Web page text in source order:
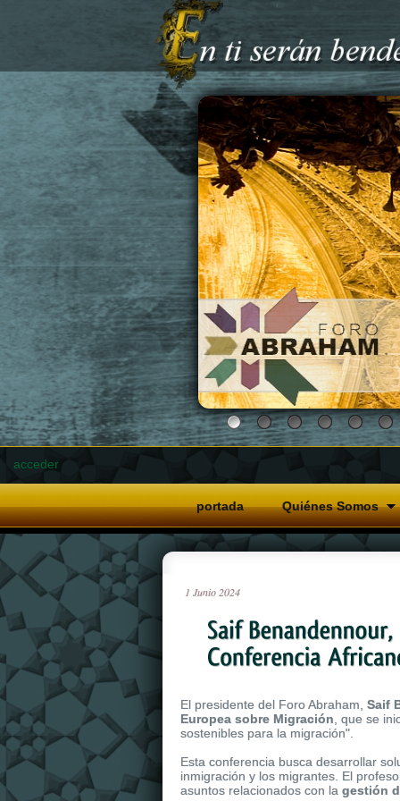
acceder
portada Quiénes Somos
1 Junio 2024
El presidente del Foro Abraham, Saif
Europea sobre Migración , que se
sostenibles para la migración".
Esta conferencia busca desarrollar
inmigración y los migrantes. El
asuntos relacionados con la gestión